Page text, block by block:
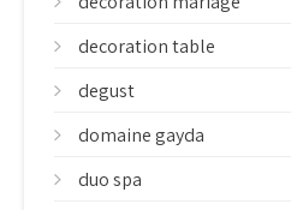
decoration table
degust
domaine gayda
duo spa